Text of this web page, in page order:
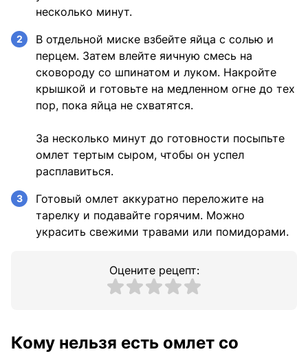
несколько минут.
2
В отдельной миске взбейте яйца с солью и
перцем. Затем влейте яичную смесь на
сковороду со шпинатом и луком. Накройте
крышкой и готовьте на медленном огне до тех
пор, пока яйца не схватятся.
За несколько минут до готовности посыпьте
омлет тертым сыром, чтобы он успел
расплавиться.
3
Готовый омлет аккуратно переложите на
тарелку и подавайте горячим. Можно
украсить свежими травами или помидорами.
Оцените рецепт:
Кому нельзя есть омлет со